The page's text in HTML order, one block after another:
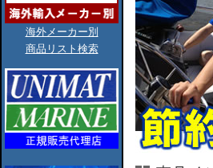
海外メーカー別
商品リスト検索